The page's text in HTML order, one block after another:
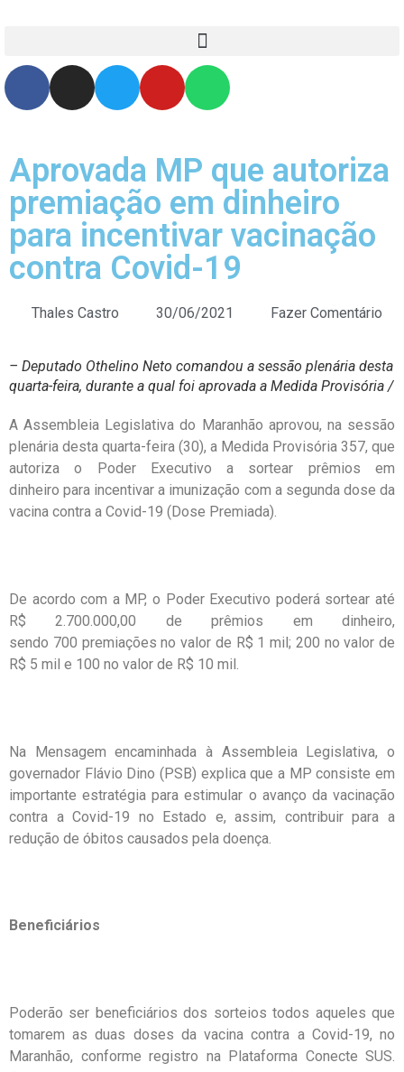
Aprovada MP que autoriza
premiação em dinheiro
para incentivar vacinação
contra Covid-19
Thales Castro 30/06/2021 Fazer Comentário
– Deputado Othelino Neto comandou a sessão plenária desta
quarta-feira, durante a qual foi aprovada a Medida Provisória /
A Assembleia Legislativa do Maranhão aprovou, na sessão
plenária desta quarta-feira (30), a Medida Provisória 357, que
autoriza o Poder Executivo a sortear prêmios em
dinheiro para incentivar a imunização com a segunda dose da
vacina contra a Covid-19 (Dose Premiada).
De acordo com a MP, o Poder Executivo poderá sortear até
R$ 2.700.000,00 de prêmios em dinheiro,
sendo 700 premiações no valor de R$ 1 mil; 200 no valor de
R$ 5 mil e 100 no valor de R$ 10 mil.
Na Mensagem encaminhada à Assembleia Legislativa, o
governador Flávio Dino (PSB) explica que a MP consiste em
importante estratégia para estimular o avanço da vacinação
contra a Covid-19 no Estado e, assim, contribuir para a
redução de óbitos causados pela doença.
Beneficiários
Poderão ser beneficiários dos sorteios todos aqueles que
tomarem as duas doses da vacina contra a Covid-19, no
Maranhão, conforme registro na Plataforma Conecte SUS.